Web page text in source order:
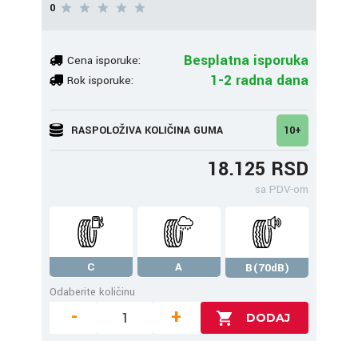
0
Cena isporuke: Besplatna isporuka
Rok isporuke: 1-2 radna dana
RASPOLOŽIVA KOLIČINA GUMA 10+
18.125 RSD
sa PDV-om
C A
B(70dB)
Odaberite količinu
- +